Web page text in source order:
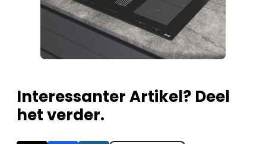
Interessanter Artikel? Deel
het verder.